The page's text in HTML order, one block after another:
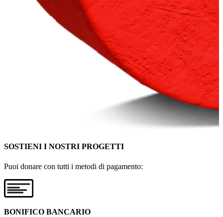
SOSTIENI I NOSTRI PROGETTI
Puoi donare con tutti i metodi di pagamento:
BONIFICO BANCARIO